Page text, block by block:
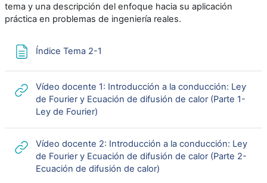
tema y una descripción del enfoque hacia su aplicación
práctica en problemas de ingeniería reales.
Índice Tema 2-1
Vídeo docente 1: Introducción a la conducción: Ley
de Fourier y Ecuación de difusión de calor (Parte 1-
Ley de Fourier)
Vídeo docente 2: Introducción a la conducción: Ley
de Fourier y Ecuación de difusión de calor (Parte 2-
Ecuación de difusión de calor)